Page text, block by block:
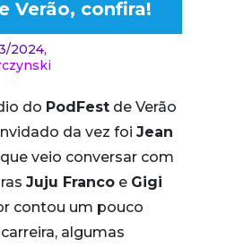
Verão, confira!
2024,
do PodFest de Verão
da vez foi Jean
que veio conversar com
Juju Franco e Gigi
contou um pouco
algumas